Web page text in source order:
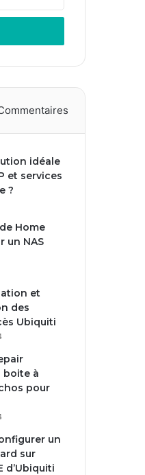
idéale
et services
?
Home
un NAS
et
des
Ubiquiti
boite à
pour
un
sur
d’Ubiquiti